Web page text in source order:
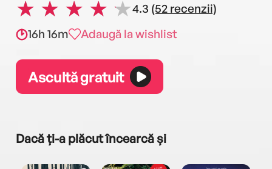
4.3 (52 recenzii)
16h 16m
Adaugă la wishlist
Ascultă gratuit
Dacă ți-a plăcut încearcă și